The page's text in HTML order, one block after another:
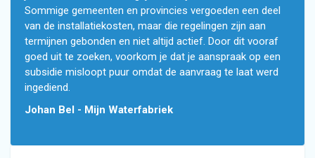
Sommige gemeenten en provincies vergoeden een deel
van de installatiekosten, maar die regelingen zijn aan
termijnen gebonden en niet altijd actief. Door dit vooraf
goed uit te zoeken, voorkom je dat je aanspraak op een
subsidie misloopt puur omdat de aanvraag te laat werd
ingediend.
Johan Bel - Mijn Waterfabriek